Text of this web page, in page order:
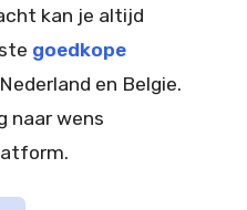
kan je altijd
goedkope
en Belgie.
naar wens